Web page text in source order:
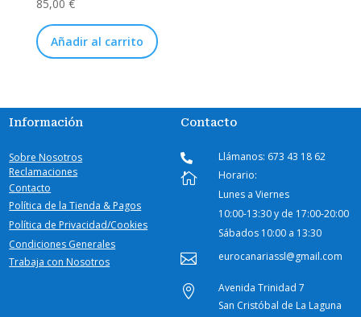
85,00 €
Añadir al carrito
Información
Sobre Nosotros
Reclamaciones
Contacto
Política de la Tienda & Pagos
Política de Privacidad/Cookies
Condiciones Generales
Trabaja con Nosotros
Contacto
 Llámanos: 673 43 18 62

Horario:
Lunes a Viernes
10:00-13:30 y de 17:00-20:00
Sábados 10:00 a 13:30
 eurocanariassl@gmail.com

Avenida Trinidad 7
San Cristóbal de La Laguna